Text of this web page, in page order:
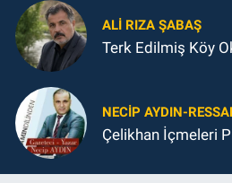
ALI RIZA ŞABAŞ
Terk Edilmiş Köy
NECIP AYDIN-
Çelikhan İçmeleri